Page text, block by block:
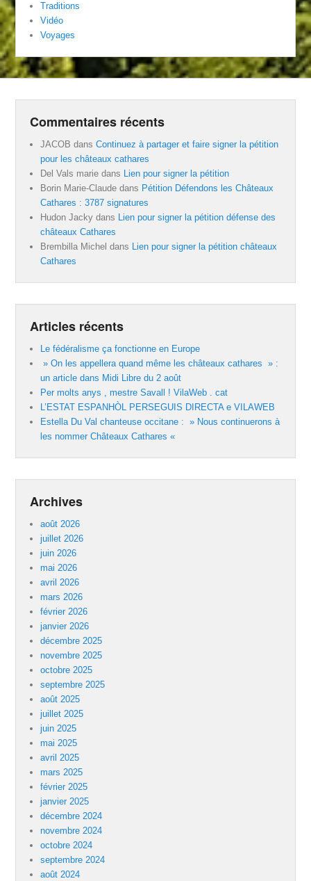
Traditions
Vidéo
Voyages
Commentaires récents
JACOB dansContinuez à partager et faire signer la pétition
pour les châteaux cathares
Del Vals marie dans Lien pour signer la pétition
Borin Marie-Claude dans Pétition Défendons les Châteaux
Cathares : 3787 signatures
Hudon Jacky dans Lien pour signer la pétition défense des
châteaux Cathares
Brembilla Michel dans Lien pour signer la pétition châteaux
Cathares
Articles récents
Le fédéralisme ça fonctionne en Europe
» On les appellera quand même les châteaux cathares » :
un article dans Midi Libre du 2 août
Per molts anys , mestre Savall ! VilaWeb . cat
L’ESTAT ESPANHÒL PERSEGUIS DIRECTA e VILAWEB
Estella Du Val chanteuse occitane : » Nous continuerons à
les nommer Châteaux Cathares «
Archives
août 2026
juillet 2026
juin 2026
mai 2026
avril 2026
mars 2026
février 2026
janvier 2026
décembre 2025
novembre 2025
octobre 2025
septembre 2025
août 2025
juillet 2025
juin 2025
mai 2025
avril 2025
mars 2025
février 2025
janvier 2025
décembre 2024
novembre 2024
octobre 2024
septembre 2024
août 2024